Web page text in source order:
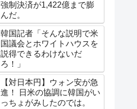
強制決済が1,422億まで膨
んだ。
韓国記者「そんな説明で米
国議会とホワイトハウスを
説得できるわけないだ
ろ！」
【対日本円】ウォン安が急
進！ 日米の協調に韓国がい
っちょがみしたのでは。